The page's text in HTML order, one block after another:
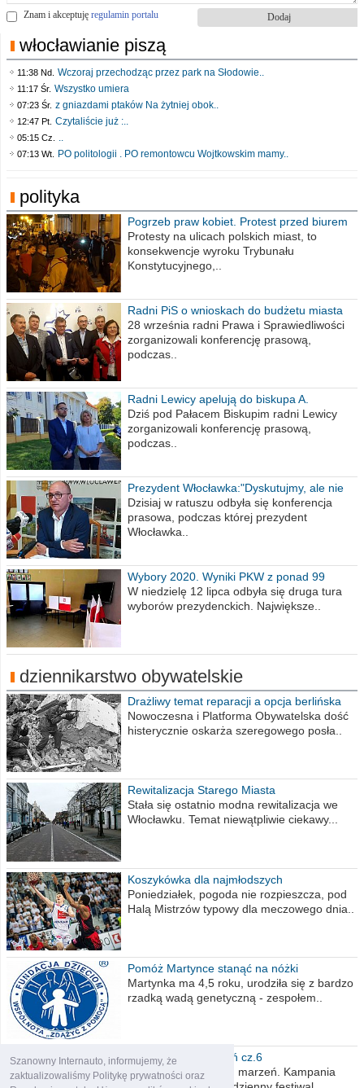
Szanowny Internauto, informujemy, że
zaktualizowaliśmy Politykę prywatności oraz
Znam i akceptuję regulamin portalu
włocławianie piszą
11:38 Nd. Wczoraj przechodząc przez park na Słodowie..
11:17 Śr. Wszystko umiera
07:23 Śr. z gniazdami ptaków Na żytniej obok..
12:47 Pt. Czytaliście już :..
05:15 Cz. ..
07:13 Wt. PO politologii . PO remontowcu Wojtkowskim mamy..
polityka
Pogrzeb praw kobiet. Protest przed biurem
poselskim PiS
Protesty na ulicach polskich miast, to
konsekwencje wyroku Trybunału
Konstytucyjnego,..
Radni PiS o wnioskach do budżetu miasta
na 2021 rok
28 września radni Prawa i Sprawiedliwości
zorganizowali konferencję prasową,
podczas..
Radni Lewicy apelują do biskupa A.
Wiesława Meringa
Dziś pod Pałacem Biskupim radni Lewicy
zorganizowali konferencję prasową,
podczas..
Prezydent Włocławka:"Dyskutujmy, ale nie
obrażajmy się”
Dzisiaj w ratuszu odbyła się konferencja
prasowa, podczas której prezydent
Włocławka..
Wybory 2020. Wyniki PKW z ponad 99
procent obwodów
W niedzielę 12 lipca odbyła się druga tura
wyborów prezydenckich. Największe..
dziennikarstwo obywatelskie
Drażliwy temat reparacji a opcja berlińska
Nowoczesna i Platforma Obywatelska dość
histerycznie oskarża szeregowego posła..
Rewitalizacja Starego Miasta
Stała się ostatnio modna rewitalizacja we
Włocławku. Temat niewątpliwie ciekawy...
Koszykówka dla najmłodszych
Poniedziałek, pogoda nie rozpieszcza, pod
Halą Mistrzów typowy dla meczowego dnia..
Pomóż Martynce stanąć na nóżki
Martynka ma 4,5 roku, urodziła się z bardzo
rzadką wadą genetyczną - zespołem..
Polska moich marzeń cz.6
Nadszedł kres moich marzeń. Kampania